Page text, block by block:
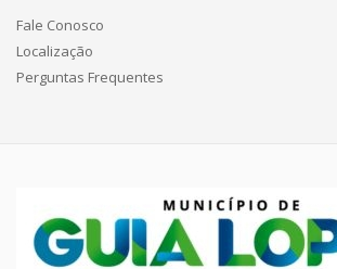
Fale Conosco
Localização
Perguntas Frequentes